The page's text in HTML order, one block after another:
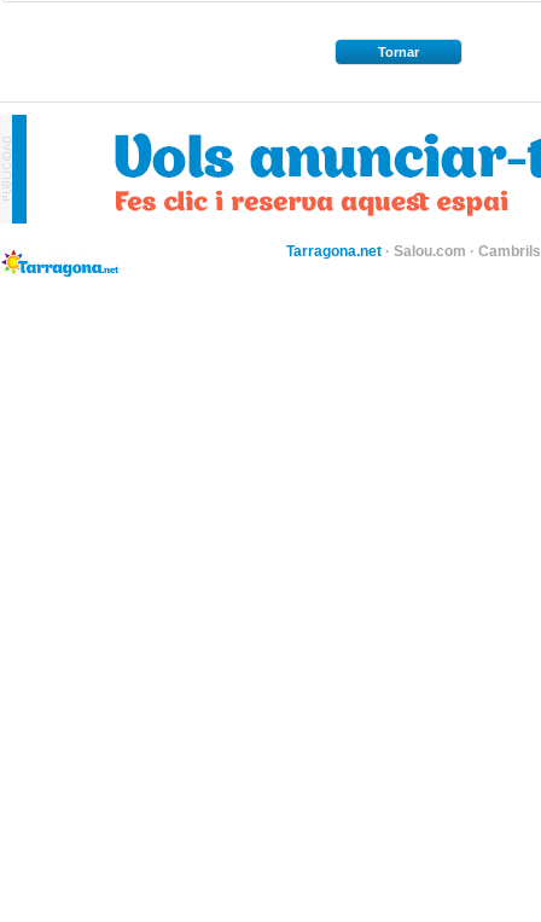
Tornar
Tarragona.net · Salou.com ·